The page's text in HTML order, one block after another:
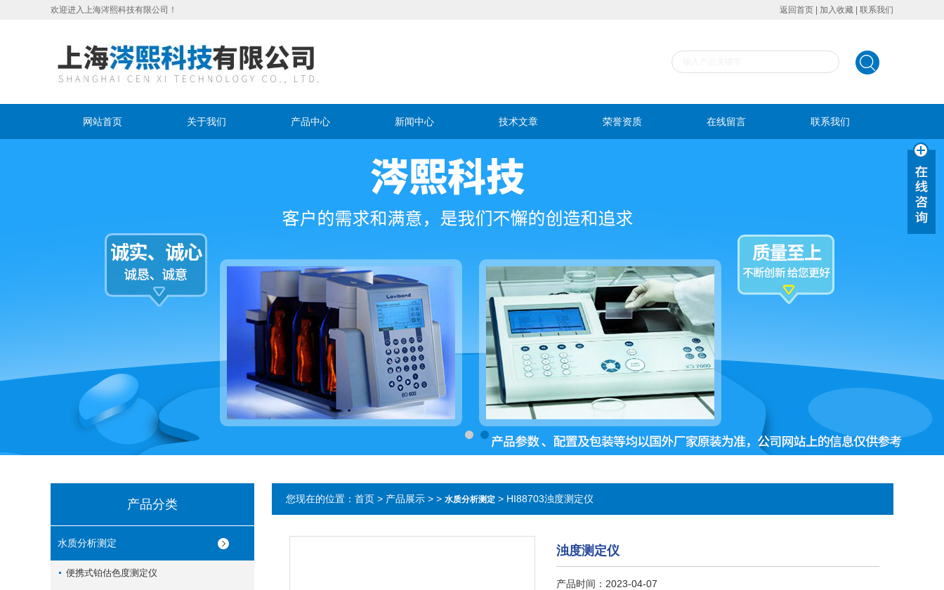
欢迎进入上海涔熙科技有限公司！ 返回首页 加入收藏 联系我们
网站首页 关于我们 产品中心 新闻中心 技术文章 荣誉资质 在线留言 联系我们
产品分类
水质分析测定
便携式铂估色度测定仪
您现在的位置： 首页 > 产品展示 > > 水质分析测定 > HI88703浊度测定仪
浊度测定仪
产品时间：2023-04-07